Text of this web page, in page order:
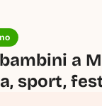
a
sport,